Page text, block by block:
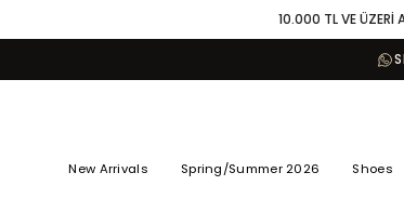
10.000 TL VE ÜZERİ
New Arrivals Spring/Summer 2026 Shoes